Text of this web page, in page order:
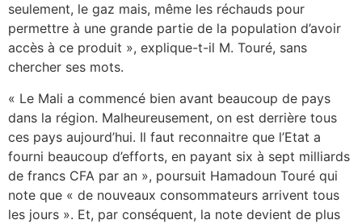
seulement, le gaz mais, même les réchauds pour
permettre à une grande partie de la population d’avoir
accès à ce produit », explique-t-il M. Touré, sans
chercher ses mots.
« Le Mali a commencé bien avant beaucoup de pays
dans la région. Malheureusement, on est derrière tous
ces pays aujourd’hui. Il faut reconnaitre que l’Etat a
fourni beaucoup d’efforts, en payant six à sept milliards
de francs CFA par an », poursuit Hamadoun Touré qui
note que « de nouveaux consommateurs arrivent tous
les jours ». Et, par conséquent, la note devient de plus